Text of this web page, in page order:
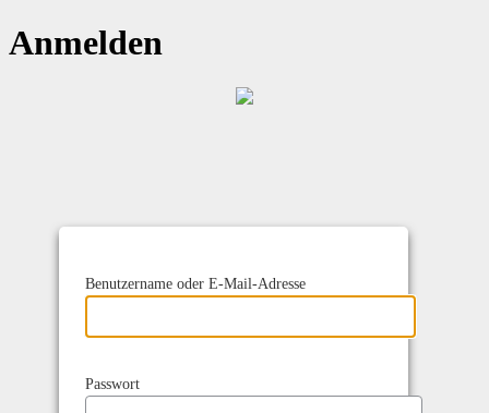
Anmelden
Benutzername oder E-Mail-Adresse
Passwort